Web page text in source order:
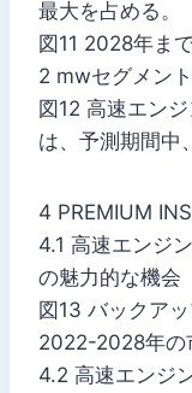
最大を占める。
図11 2028年ま
2 mwセグメント
図12 高速エン
は、予測期間中
4 PREMIUM
4.1 高速エンジ
の魅力的な機会
図13 バックア
2022-2028年の
4.2 高速エンジ